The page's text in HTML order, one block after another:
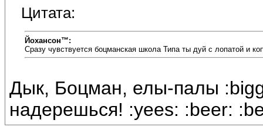
Цитата:
Йохансон™:
Сразу чувствуется боцманская школа Типа ты дуй с лопатой и
Дык, Боцман, елы-палы
надерешься! :yees: :beer: